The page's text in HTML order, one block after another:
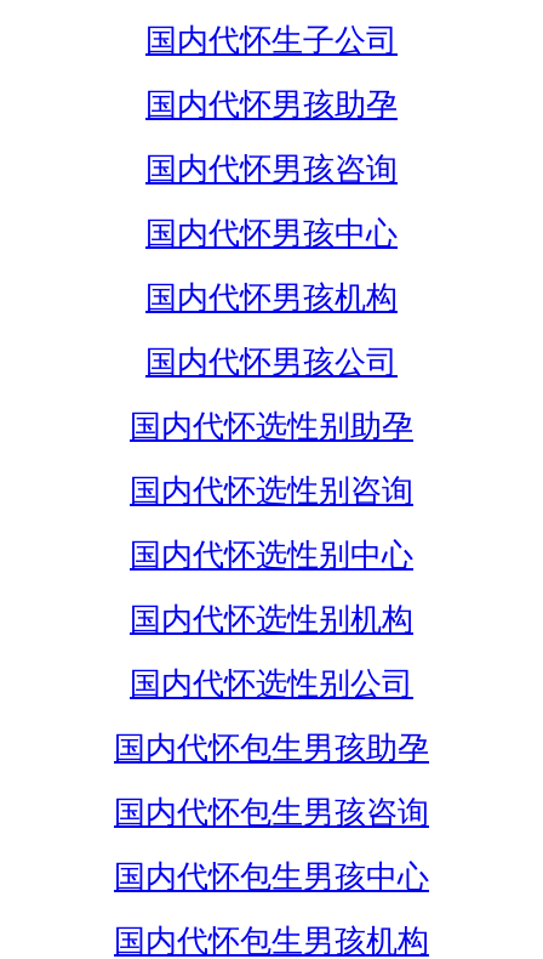
国内代怀生子公司
国内代怀男孩助孕
国内代怀男孩咨询
国内代怀男孩中心
国内代怀男孩机构
国内代怀男孩公司
国内代怀选性别助孕
国内代怀选性别咨询
国内代怀选性别中心
国内代怀选性别机构
国内代怀选性别公司
国内代怀包生男孩助孕
国内代怀包生男孩咨询
国内代怀包生男孩中心
国内代怀包生男孩机构